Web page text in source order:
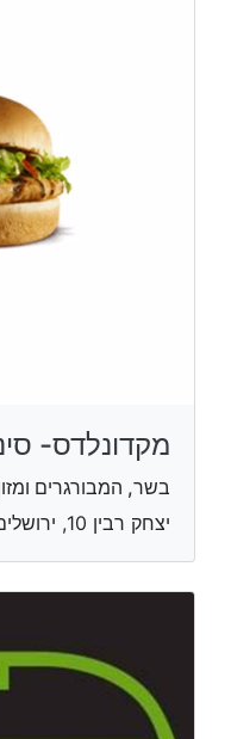
מקדונלדס-
בשר, המבורגרים
יצחק רבין 10, ירושלים